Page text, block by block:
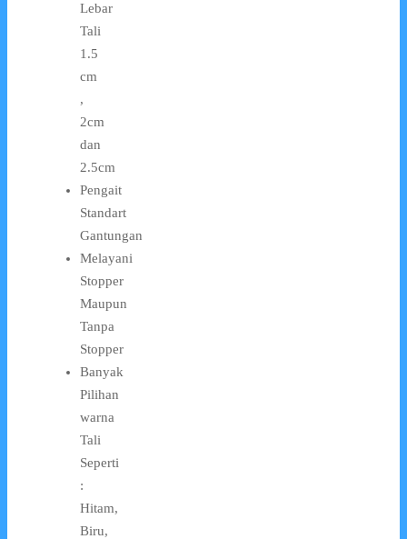
Lebar
Tali
1.5
cm
,
2cm
dan
2.5cm
Pengait
Standart
Gantungan
Melayani
Stopper
Maupun
Tanpa
Stopper
Banyak
Pilihan
warna
Tali
Seperti
:
Hitam,
Biru,